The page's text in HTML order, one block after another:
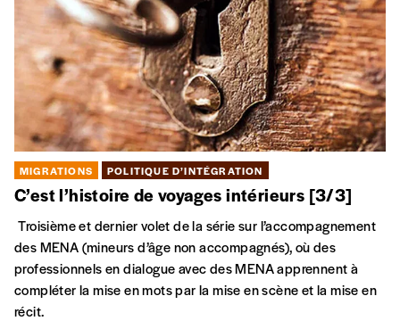
MIGRATIONS POLITIQUE D’INTÉGRATION
C’est l’histoire de voyages intérieurs [3/3]
Troisième et dernier volet de la série sur l’accompagnement
des MENA (mineurs d’âge non accompagnés), où des
professionnels en dialogue avec des MENA apprennent à
compléter la mise en mots par la mise en scène et la mise en
récit.